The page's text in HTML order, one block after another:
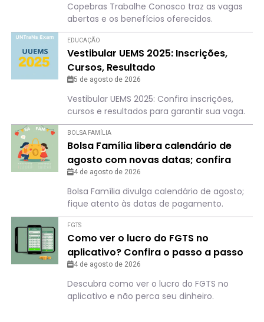
Copebras Trabalhe Conosco traz as vagas
abertas e os benefícios oferecidos.
EDUCAÇÃO
Vestibular UEMS 2025: Inscrições,
Cursos, Resultado
5 de agosto de 2026
Vestibular UEMS 2025: Confira inscrições,
cursos e resultados para garantir sua vaga.
BOLSA FAMÍLIA
Bolsa Família libera calendário de
agosto com novas datas; confira
para não perder o dia
4 de agosto de 2026
Bolsa Família divulga calendário de agosto;
fique atento às datas de pagamento.
FGTS
Como ver o lucro do FGTS no
aplicativo? Confira o passo a passo
4 de agosto de 2026
Descubra como ver o lucro do FGTS no
aplicativo e não perca seu dinheiro.